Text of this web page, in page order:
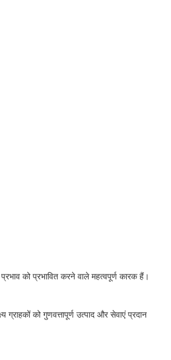
को प्रभावित करने वाले महत्वपूर्ण कारक हैं।
को गुणवत्तापूर्ण उत्पाद और सेवाएं प्रदान